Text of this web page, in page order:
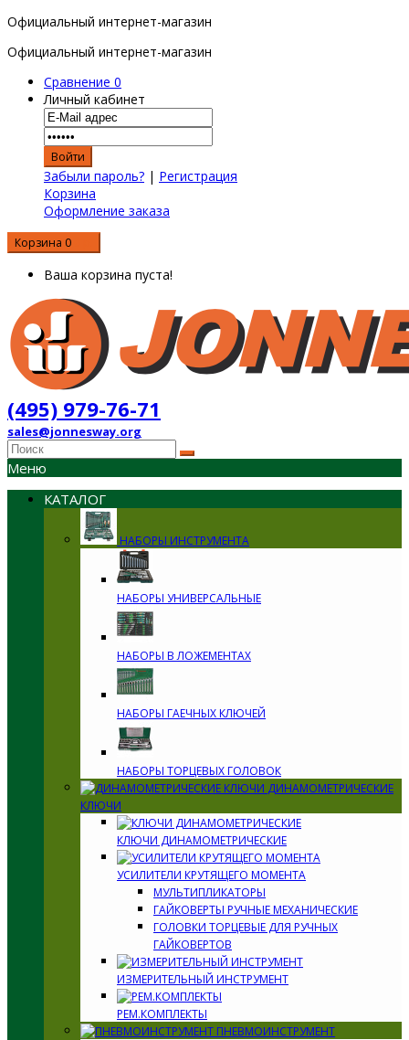
Официальный интернет-магазин
Официальный интернет-магазин
Сравнение 0
Личный кабинет
Забыли пароль? | Регистрация
Корзина
Оформление заказа
Корзина 0
Ваша корзина пуста!
(495) 979-76-71
sales@jonnesway.org
Меню
КАТАЛОГ
НАБОРЫ ИНСТРУМЕНТА
НАБОРЫ УНИВЕРСАЛЬНЫЕ
НАБОРЫ В ЛОЖЕМЕНТАХ
НАБОРЫ ГАЕЧНЫХ КЛЮЧЕЙ
НАБОРЫ ТОРЦЕВЫХ ГОЛОВОК
ДИНАМОМЕТРИЧЕСКИЕ
КЛЮЧИ
КЛЮЧИ ДИНАМОМЕТРИЧЕСКИЕ
УСИЛИТЕЛИ КРУТЯЩЕГО МОМЕНТА
МУЛЬТИПЛИКАТОРЫ
ГАЙКОВЕРТЫ РУЧНЫЕ МЕХАНИЧЕСКИЕ
ГОЛОВКИ ТОРЦЕВЫЕ ДЛЯ РУЧНЫХ
ГАЙКОВЕРТОВ
ИЗМЕРИТЕЛЬНЫЙ ИНСТРУМЕНТ
РЕМ.КОМПЛЕКТЫ
ПНЕВМОИНСТРУМЕНТ